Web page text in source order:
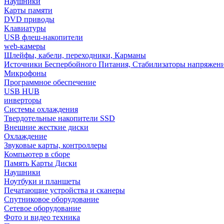
Карты памяти
DVD приводы
Клавиатуры
USB флеш-накопители
web-камеры
Шлейфы, кабели, переходники, Карманы
Источники Беспербойного Питания, Стабилизаторы
Микрофоны
Программное обеспечение
USB HUB
инверторы
Системы охлаждения
Твердотельные накопители SSD
Внешние жесткие диски
Охлаждение
Звуковые карты, контроллеры
Компьютер в сборе
Память Карты Диски
Наушники
Ноутбуки и планшеты
Печатающие устройства и сканеры
Спутниковое оборудование
Сетевое оборудование
Фото и видео техника